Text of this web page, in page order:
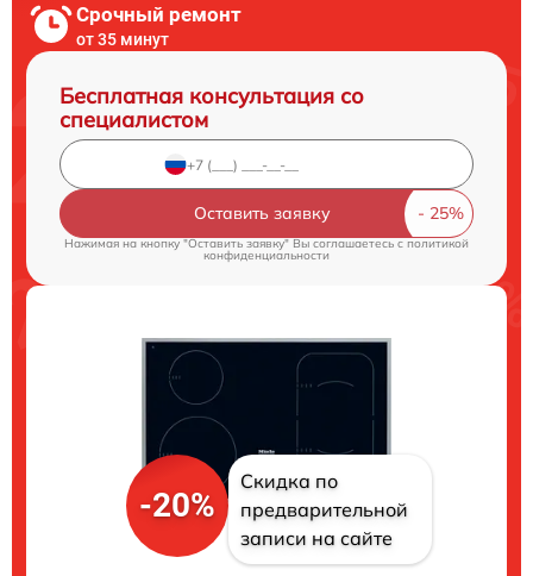
Срочный ремонт
от 35 минут
Бесплатная консультация со
специалистом
Оставить заявку
Нажимая на кнопку "Оставить заявку" Вы соглашаетесь cполитикой
конфиденциальности
-20%
Скидка по
предварительной
записи на сайте